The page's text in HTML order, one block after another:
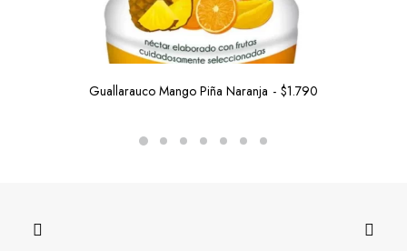
Guallarauco Mango Piña Naranja $1.790